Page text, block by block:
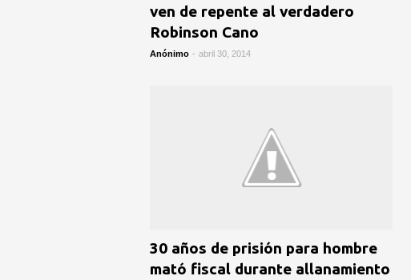
ven de repente al verdadero
Robinson Cano
Anónimo - abril 30, 2014
30 años de prisión para hombre
mató fiscal durante allanamiento